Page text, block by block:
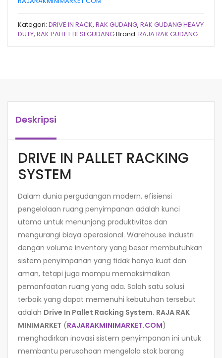
Kategori: DRIVE IN RACK, RAK GUDANG, RAK GUDANG HEAVY
DUTY, RAK PALLET BESI GUDANGBrand: RAJA RAK GUDANG
Deskripsi
DRIVE IN PALLET RACKING
SYSTEM
Dalam dunia pergudangan modern, efisiensi
pengelolaan ruang penyimpanan adalah kunci
utama untuk menunjang produktivitas dan
mengurangi biaya operasional. Warehouse industri
dengan volume inventory yang besar membutuhkan
sistem penyimpanan yang tidak hanya kuat dan
aman, tetapi juga mampu memaksimalkan
pemanfaatan ruang yang ada. Salah satu solusi
terbaik yang dapat memenuhi kebutuhan tersebut
adalah Drive In Pallet Racking System. RAJA RAK
MINIMARKET (RAJARAKMINIMARKET.COM)
menghadirkan inovasi sistem penyimpanan ini untuk
membantu perusahaan mengelola stok barang